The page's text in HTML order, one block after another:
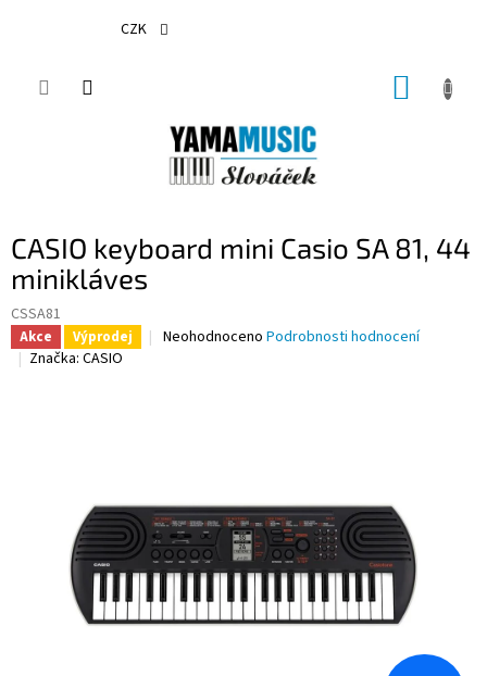
CZK
CASIO keyboard mini Casio SA 81, 44
minikláves
CSSA81
Akce Výprodej
Průměrné
Neohodnoceno Podrobnosti hodnocení
Značka: CASIO